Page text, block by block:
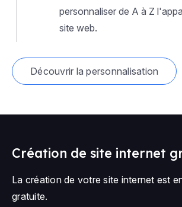
personnaliser de A à Z
site web.
Découvrir la personnalisation
Création de site internet
La création de votre site internet est
gratuite.